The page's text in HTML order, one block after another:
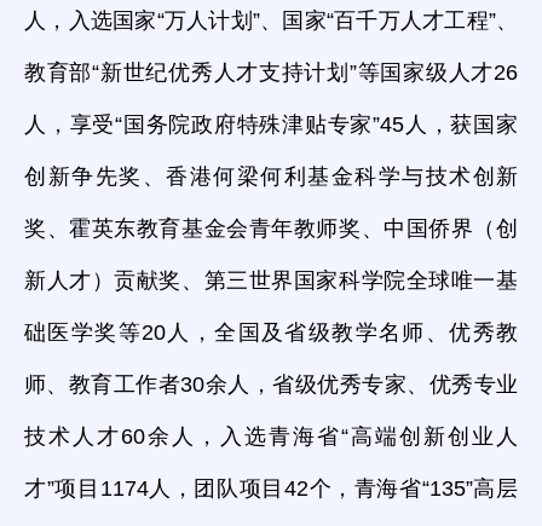
人，入选国家“万人计划”、国家“百千万人才工程”、
教育部“新世纪优秀人才支持计划”等国家级人才26
人，享受“国务院政府特殊津贴专家”45人，获国家
创新争先奖、香港何梁何利基金科学与技术创新
奖、霍英东教育基金会青年教师奖、中国侨界（创
新人才）贡献奖、第三世界国家科学院全球唯一基
础医学奖等20人，全国及省级教学名师、优秀教
师、教育工作者30余人，省级优秀专家、优秀专业
技术人才60余人，入选青海省“高端创新创业人
才”项目1174人，团队项目42个，青海省“135”高层